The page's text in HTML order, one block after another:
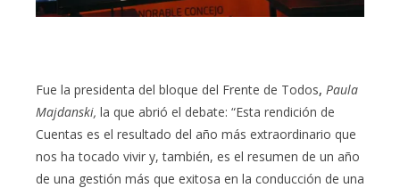
Fue la presidenta del bloque del Frente de Todos, Paula
Majdanski, la que abrió el debate: “Esta rendición de
Cuentas es el resultado del año más extraordinario que
nos ha tocado vivir y, también, es el resumen de un año
de una gestión más que exitosa en la conducción de una